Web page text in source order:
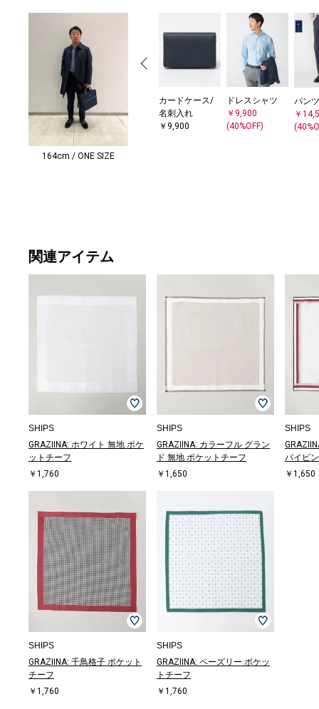
164cm / ONE SIZE
カードケース/
名刺入れ
￥9,900
ドレスシャツ
￥9,900
(40%OFF)
パンツ
￥
関連アイテム
SHIPS
GRAZIINA: ホワイト 無地 ポケ
ットチーフ
￥1,760
SHIPS
GRAZIINA: カラーフル グラン
ド 無地 ポケットチーフ
￥1,650
SHIPS
パイピ
￥1,650
SHIPS
GRAZIINA: 千鳥格子 ポケット
チーフ
￥1,760
SHIPS
GRAZIINA: ペーズリー ポケッ
トチーフ
￥1,760